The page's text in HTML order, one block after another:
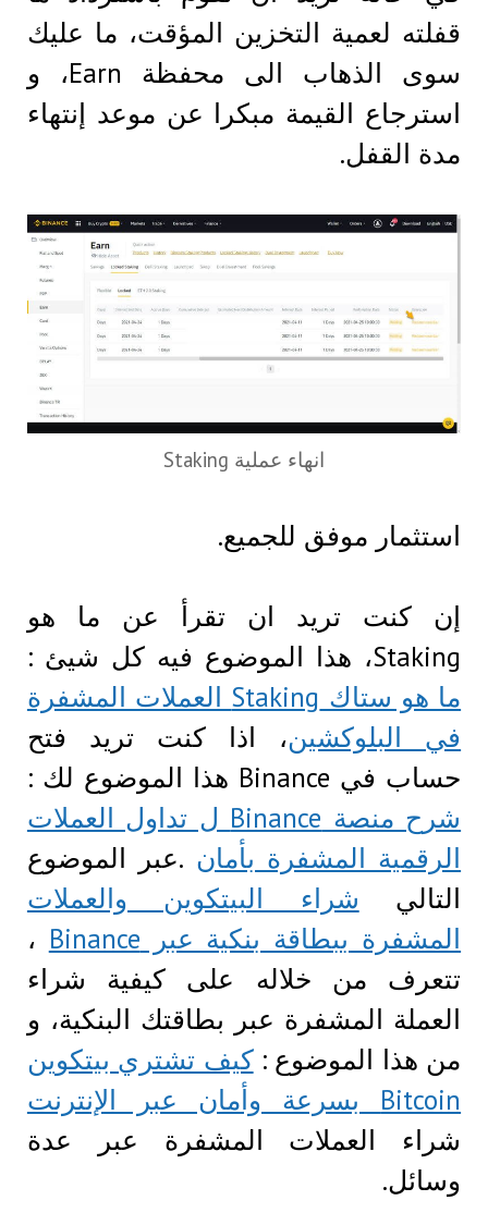
قفلته لعمية التخزين المؤقت، ما عليك
سوى الذهاب الى محفظة Earn، و
استرجاع القيمة مبكرا عن موعد إنتهاء
مدة القفل.
انهاء عملية Staking
استثمار موفق للجميع.
إن كنت تريد ان تقرأ عن ما هو
Staking، هذا الموضوع فيه كل شيئ :
ما هو ستاك Staking العملات المشفرة
في البلوكشين، اذا كنت تريد فتح
حساب في Binance هذا الموضوع لك :
شرح منصة Binance ل تداول العملات
الرقمية المشفرة بأمان .عبر الموضوع
التالي شراء البيتكوين والعملات
المشفرة ببطاقة بنكية عبر Binance
،
تتعرف من خلاله على كيفية شراء
العملة المشفرة عبر بطاقتك البنكية، و
من هذا الموضوع :كيف تشتري بيتكوين
Bitcoin بسرعة وأمان عبر الإنترنت
شراء العملات المشفرة عبر عدة
وسائل.